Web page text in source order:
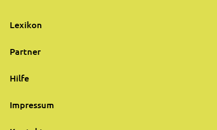
Lexikon
Partner
Hilfe
Impressum